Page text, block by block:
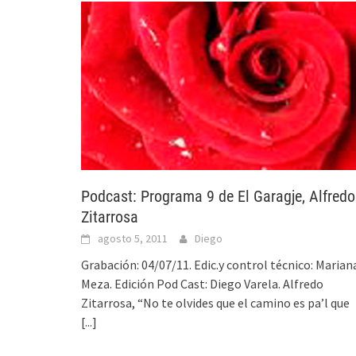
Podcast: Programa 9 de El Garagje, Alfredo
Zitarrosa
agosto 5, 2011 Diego
Grabación: 04/07/11. Edic.y control técnico:
Meza. Edición Pod Cast: Diego Varela. Alfredo
Zitarrosa, “No te olvides que el camino es pa’l que
[...]